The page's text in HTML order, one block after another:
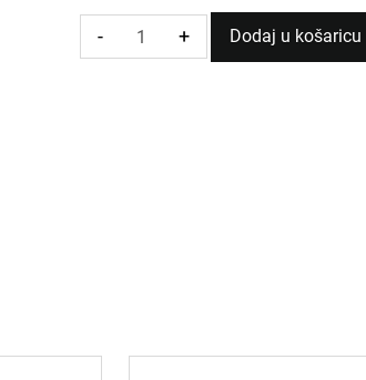
- + Dodaj u košaricu